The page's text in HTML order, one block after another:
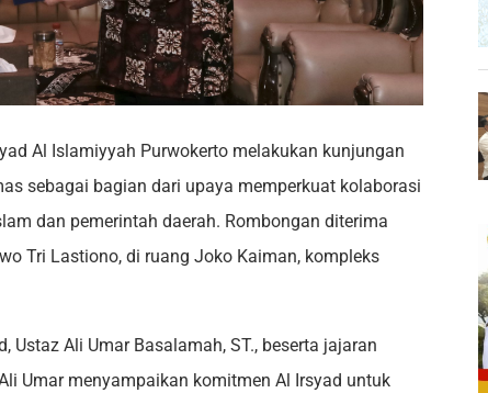
Al Islamiyyah Purwokerto melakukan kunjungan
sebagai bagian dari upaya memperkuat kolaborasi
dan pemerintah daerah. Rombongan diterima
Tri Lastiono, di ruang Joko Kaiman, kompleks
Ustaz Ali Umar Basalamah, ST., beserta jajaran
Umar menyampaikan komitmen Al Irsyad untuk